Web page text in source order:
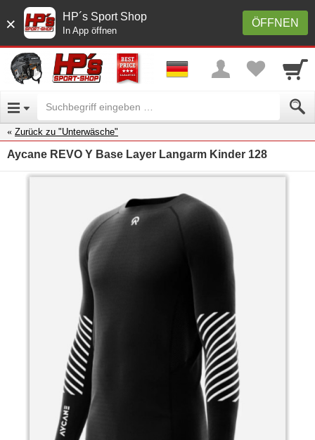
× ÖFFNEN
HP´s Sport Shop
In App öffnen
Zurück zu "Unterwäsche"
Aycane REVO Y Base Layer Langarm Kinder 128